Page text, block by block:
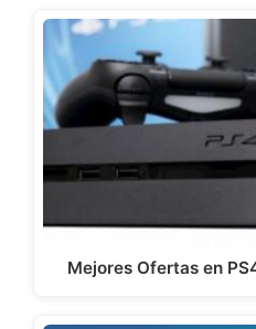
Mejores Ofertas en